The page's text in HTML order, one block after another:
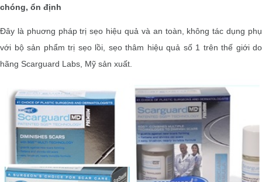
chóng, ổn định
Đây là phuơng pháp trị sẹo hiệu quả và an toàn, không tác dụng phụ
với bộ sản phẩm trị sẹo lồi, sẹo thâm hiệu quả số 1 trên thế giới do
hãng Scarguard Labs, Mỹ sản xuất.